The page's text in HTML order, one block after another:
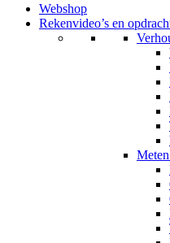
Webshop
Rekenvideo’s en